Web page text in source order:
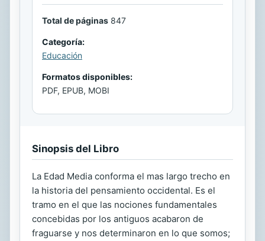
Total de páginas 847
Categoría:
Educación
Formatos disponibles:
PDF, EPUB, MOBI
Sinopsis del Libro
La Edad Media conforma el mas largo trecho en
la historia del pensamiento occidental. Es el
tramo en el que las nociones fundamentales
concebidas por los antiguos acabaron de
fraguarse y nos determinaron en lo que somos;